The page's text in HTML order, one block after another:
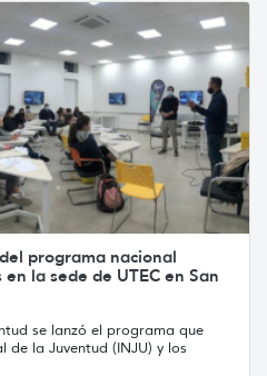
programa nacional
la sede de UTEC en San
se lanzó el programa que
de la Juventud (INJU) y los